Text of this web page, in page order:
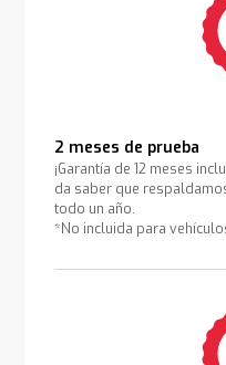
2 meses de prueba
¡Garantía de 12 meses
da saber que
todo un año.
*No incluida para